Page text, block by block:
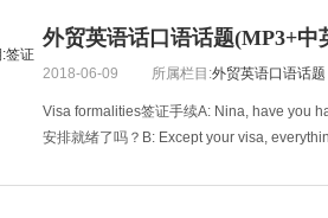
外贸英语话口语话题(MP3+中
2018-06-09 所属栏目:外贸英语口语话题
Visa formalities签证手续A: Nina, have you
安排就绪了吗？B: Except your visa,